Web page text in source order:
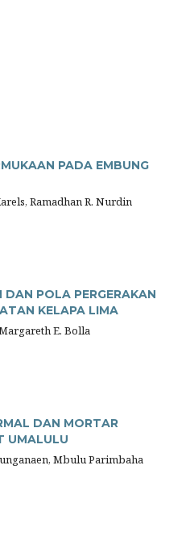
PADA EMBUNG
Ramadhan R. Nurdin
POLA PERGERAKAN
KELAPA LIMA
E. Bolla
DAN MORTAR
UMALULU
Mbulu Parimbaha